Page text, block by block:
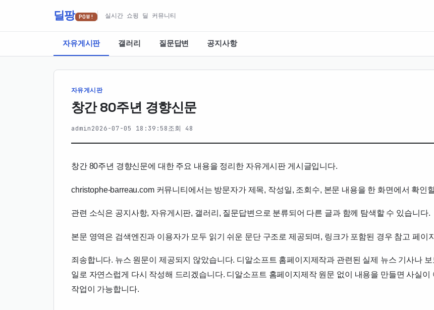
딜팡 POW! 실시간 쇼핑 딜 커뮤니티
자유게시판 갤러리 질문답변 공지사항
자유게시판
창간 80주년 경향신문
admin2026-07-05 18:39:58조회 48
창간 80주년 경향신문에 대한 주요 내용을 정리한 자유게시판 게시글입니다.
christophe-barreau.com 커뮤니티에서는 방문자가 제목, 작성일, 조회수, 본문 내용을 한 화면에서 확인
관련 소식은 공지사항, 자유게시판, 갤러리, 질문답변으로 분류되어 다른 글과 함께 탐색할 수 있습니다.
본문 영역은 검색엔진과 이용자가 모두 읽기 쉬운 문단 구조로 제공되며, 링크가 포함된 경우 참고 페이
죄송합니다. 뉴스 원문이 제공되지 않았습니다. 디알소프트 홈페이지제작과 관련된 실제 뉴스 기사나
일로 자연스럽게 다시 작성해 드리겠습니다. 디알소프트 홈페이지제작 원문 없이 내용을 만들면 사실
작업이 가능합니다.